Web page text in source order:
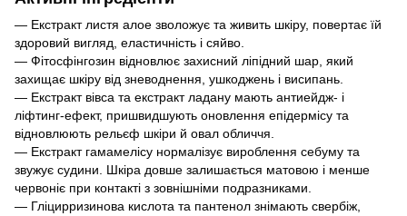
— Екстракт листя алое зволожує та живить шкіру, повертає їй
здоровий вигляд, еластичність і сяйво.
— Фітосфінгозин відновлює захисний ліпідний шар, який
захищає шкіру від зневоднення, ушкоджень і висипань.
— Екстракт вівса та екстракт ладану мають антиейдж- і
ліфтинг-ефект, пришвидшують оновлення епідермісу та
відновлюють рельєф шкіри й овал обличчя.
— Екстракт гамамелісу нормалізує вироблення себуму та
звужує судини. Шкіра довше залишається матовою і менше
червоніє при контакті з зовнішніми подразниками.
— Гліцирризинова кислота та пантенол знімають свербіж,